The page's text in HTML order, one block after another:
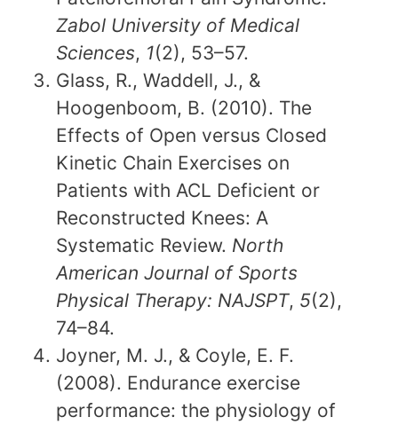
Zabol University of Medical
Sciences, 1(2), 53–57.
Glass, R., Waddell, J., &
Hoogenboom, B. (2010). The
Effects of Open versus Closed
Kinetic Chain Exercises on
Patients with ACL Deficient or
Reconstructed Knees: A
Systematic Review. North
American Journal of Sports
Physical Therapy: NAJSPT, 5(2),
74–84.
Joyner, M. J., & Coyle, E. F.
(2008). Endurance exercise
performance: the physiology of